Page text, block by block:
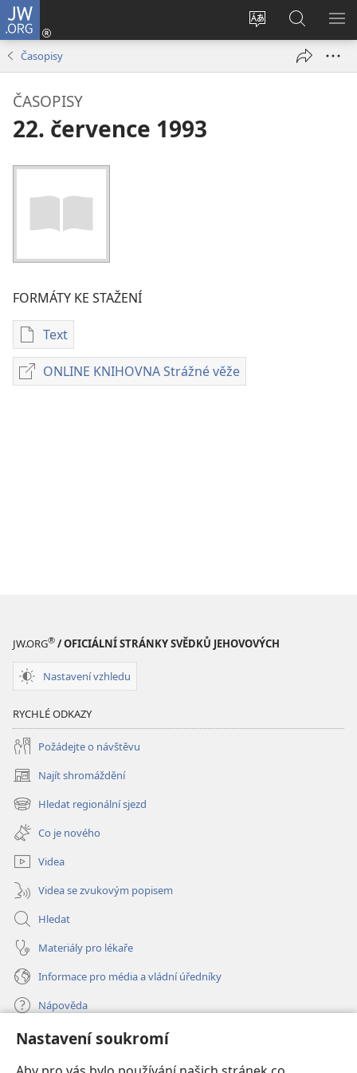
Nastavení soukromí
JW.ORG
Změnit
stránek
Přihlásit
se
Hledat
na
JW.ORG
Časopisy
ČASOPISY
22. července 1993
FORMÁTY KE STAŽENÍ
Text
Formáty
poblikací
ke
ONLINE KNIHOVNA Strážné věže
ONLINE
JW.ORG® / OFICIÁLNÍ STRÁNKY SVĚDKŮ JEHOVOVÝCH
Nastavení vzhledu
RYCHLÉ ODKAZY
Požádejte o návštěvu
Najít shromáždění
(otevřeno
nové
okno)
Hledat regionální sjezd
(otevřeno
nové
okno)
Co je nového
Videa
Videa se zvukovým popisem
Hledat
Materiály pro lékaře
Informace pro média a vládní úředníky
Nápověda
Dary
nové